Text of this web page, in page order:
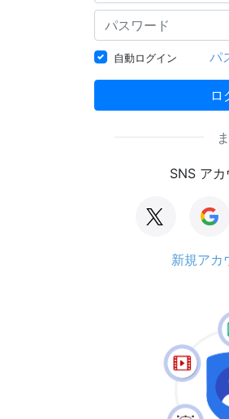
自動ログイン パ
ロ
SNS ア
新規アカ